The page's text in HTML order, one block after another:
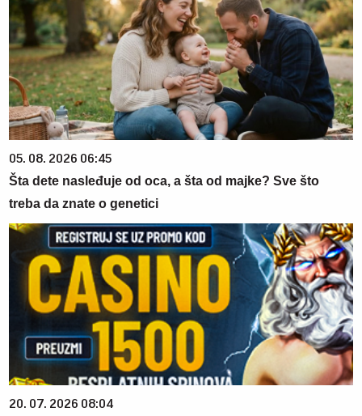
05. 08. 2026 06:45
Šta dete nasleđuje od oca, a šta od majke? Sve što
treba da znate o genetici
20. 07. 2026 08:04